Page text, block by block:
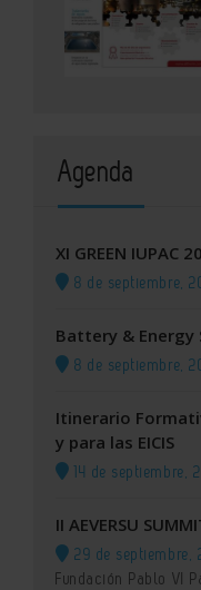
Agenda
XI GREEN IUPAC
8 de septiembre,
Battery & Energy
8 de septiembre,
Itinerario
y para las EICIS
14 de septiembre,
II AEVERSU
29 de septiembre,
Fundación Pablo VI